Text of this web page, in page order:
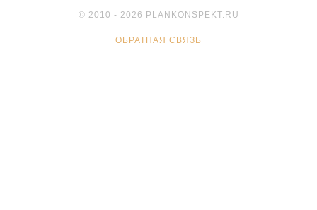
© 2010 - 2026 PLANKONSPEKT.RU
ОБРАТНАЯ СВЯЗЬ